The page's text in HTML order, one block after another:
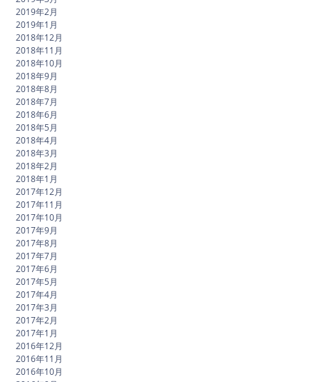
2019年2月
2019年1月
2018年12月
2018年11月
2018年10月
2018年9月
2018年8月
2018年7月
2018年6月
2018年5月
2018年4月
2018年3月
2018年2月
2018年1月
2017年12月
2017年11月
2017年10月
2017年9月
2017年8月
2017年7月
2017年6月
2017年5月
2017年4月
2017年3月
2017年2月
2017年1月
2016年12月
2016年11月
2016年10月